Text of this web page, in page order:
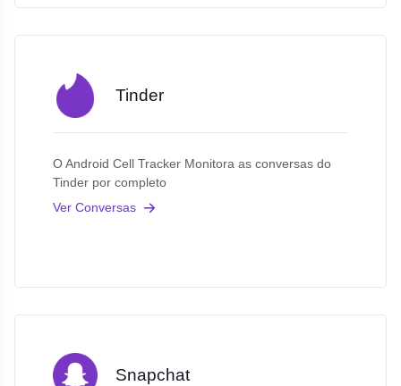
Tinder
O Android Cell Tracker Monitora as conversas do
Tinder por completo
Ver Conversas
Snapchat